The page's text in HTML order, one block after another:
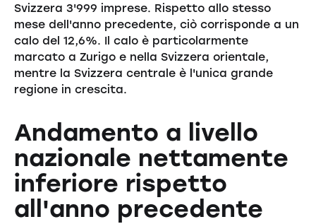
Svizzera 3'999 imprese. Rispetto allo stesso
mese dell'anno precedente, ciò corrisponde a un
calo del 12,6%. Il calo è particolarmente
marcato a Zurigo e nella Svizzera orientale,
mentre la Svizzera centrale è l'unica grande
regione in crescita.
Andamento a livello
nazionale nettamente
inferiore rispetto
all'anno precedente